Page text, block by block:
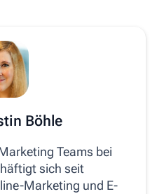
Böhle
Teams bei
sich seit
Marketing und E-